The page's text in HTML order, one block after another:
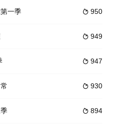
，共同训练，历经考验，共同
乱，帮派相互征伐，混乱不堪。大乱之中，
 950
一季
 949
 947
 930
 894